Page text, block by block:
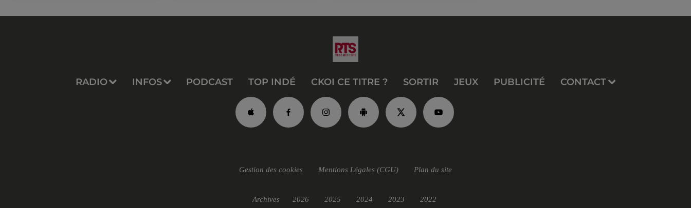
RADIO INFOS PODCAST TOP INDÉ CKOI CE TITRE ? SORTIR JEUX PUBLICITÉ CONTACT
Gestion des cookies Mentions Légales (CGU) Plan du site
Archives 2026 2025 2024 2023 2022